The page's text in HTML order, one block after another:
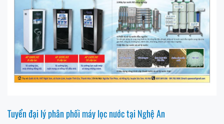
Tuyển đại lý phân phối máy lọc nước tại Nghệ An